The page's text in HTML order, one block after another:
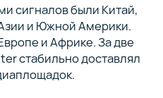
сигналов были Китай,
и Южной Америки.
и Африке. За две
стабильно доставлял